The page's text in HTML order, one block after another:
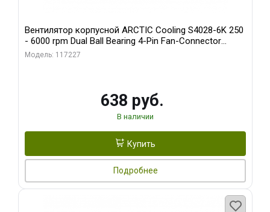
Вентилятор корпусной ARCTIC Cooling S4028-6K 250
- 6000 rpm Dual Ball Bearing 4-Pin Fan-Connector
(ACFAN00185A)
Модель: 117227
638 руб.
В наличии
Купить
Подробнее